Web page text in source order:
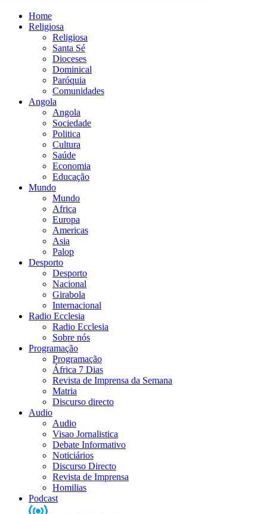
Home
Religiosa
Religiosa
Santa Sé
Dioceses
Dominical
Paróquia
Comunidades
Angola
Angola
Sociedade
Politica
Cultura
Saúde
Economia
Educação
Mundo
Mundo
Africa
Europa
Americas
Asia
Palop
Desporto
Desporto
Nacional
Girabola
Internacional
Radio Ecclesia
Radio Ecclesia
Sobre nós
Programação
Programação
África 7 Dias
Revista de Imprensa da Semana
Matria
Discurso directo
Audio
Audio
Visao Jornalistica
Debate Informativo
Noticiários
Discurso Directo
Revista de Imprensa
Homilias
Podcast